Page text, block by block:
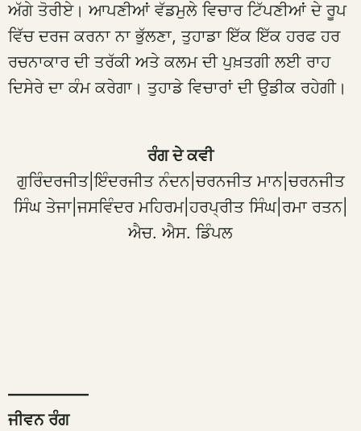
ਅੱਗੇ ਤੋਰੀਏ। ਆਪਣੀਆਂ ਵੱਡਮੁਲੇ ਵਿਚਾਰ ਟਿੱਪਣੀਆਂ ਦੇ ਰੂਪ
ਵਿੱਚ ਦਰਜ ਕਰਨਾ ਨਾ ਭੁੱਲਣਾ, ਤੁਹਾਡਾ ਇੱਕ ਇੱਕ ਹਰਫ ਹਰ
ਰਚਨਾਕਾਰ ਦੀ ਤਰੱਕੀ ਅਤੇ ਕਲਮ ਦੀ ਪੁਖ਼ਤਗੀ ਲਈ ਰਾਹ
ਦਿਸੇਰੇ ਦਾ ਕੰਮ ਕਰੇਗਾ। ਤੁਹਾਡੇ ਵਿਚਾਰਾਂ ਦੀ ਉਡੀਕ ਰਹੇਗੀ।
ਰੰਗ ਦੇ ਕਵੀ
ਗੁਰਿੰਦਰਜੀਤ|ਇੰਦਰਜੀਤ ਨੰਦਨ|ਚਰਨਜੀਤ ਮਾਨ|ਚਰਨਜੀਤ
ਸਿੰਘ ਤੇਜਾ|ਜਸਵਿੰਦਰ ਮਹਿਰਮ|ਹਰਪ੍ਰੀਤ ਸਿੰਘ|ਰਮਾ ਰਤਨ|
ਐਚ. ਐਸ. ਡਿੰਪਲ
—————
ਜੀਵਨ ਰੰਗ